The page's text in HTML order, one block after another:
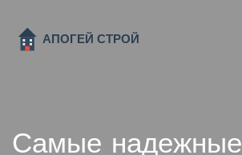
Самые надежные